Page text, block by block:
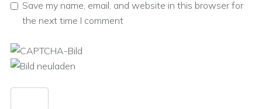
Save my name, email, and website in this browser for
the next time I comment